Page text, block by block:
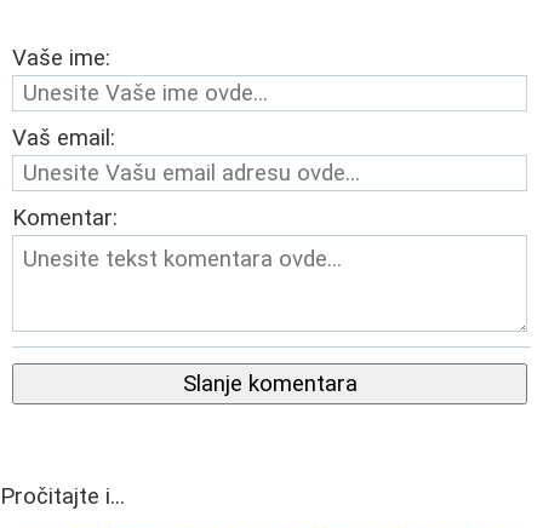
Vaše ime:
Vaš email:
Komentar:
Slanje komentara
Pročitajte i...